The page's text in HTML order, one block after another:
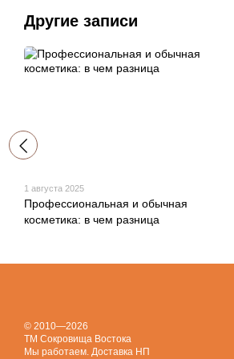
Другие записи
1 августа 2025
Профессиональная и обычная
косметика: в чем разница
© 2010—2026
ТМ Сокровища Востока
Мы работаем. Доставка НП